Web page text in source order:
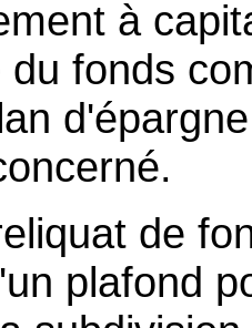
à
du fonds
de
plafond